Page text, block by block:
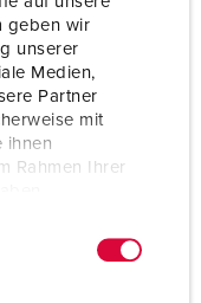
geben wir
unserer
Medien,
Partner
mit
ihnen
Rahmen Ihrer